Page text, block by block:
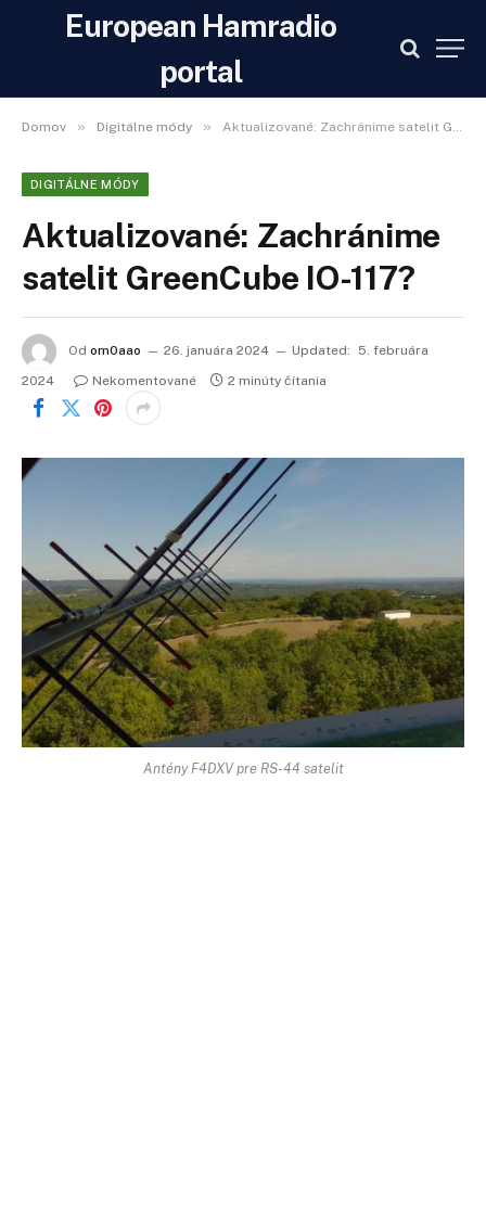
European Hamradio
portal
Domov » Digitálne módy » Aktualizované: Zachránime satelit GreenCube IO-117?
DIGITÁLNE MÓDY
Aktualizované: Zachránime
satelit GreenCube IO-117?
Od om0aao 26. januára 2024 Updated: 5. februára
2024
Nekomentované 2 minúty čítania
Antény F4DXV pre RS-44 satelit